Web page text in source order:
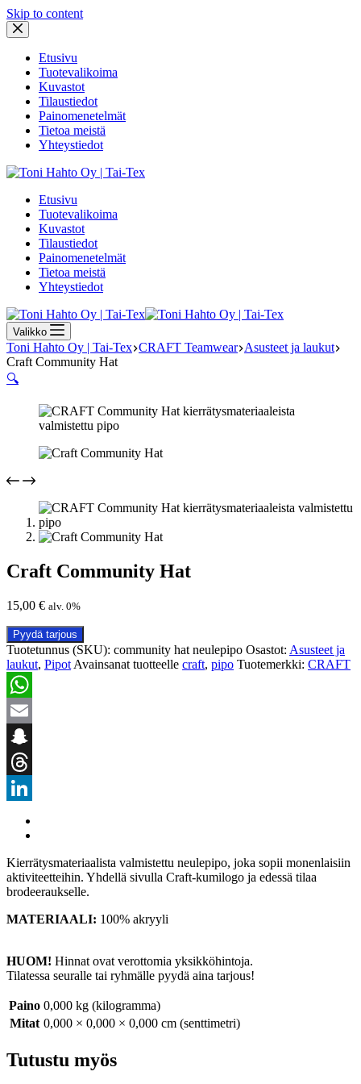
Skip to content
Etusivu
Tuotevalikoima
Kuvastot
Tilaustiedot
Painomenetelmät
Tietoa meistä
Yhteystiedot
Etusivu
Tuotevalikoima
Kuvastot
Tilaustiedot
Painomenetelmät
Tietoa meistä
Yhteystiedot
Valikko
Toni Hahto Oy | Tai-Tex CRAFT Teamwear Asusteet ja laukut
Craft Community Hat
🔍
Craft Community Hat
15,00 € alv. 0%
Pyydä tarjous
Tuotetunnus (SKU): community hat neulepipo Osastot: Asusteet ja
laukut, Pipot Avainsanat tuotteelle craft, pipo Tuotemerkki: CRAFT
WhatsApp
Email
Snapchat
Threads
Kierrätysmateriaalista valmistettu neulepipo, joka sopii monenlaisiin
aktiviteetteihin. Yhdellä sivulla Craft-kumilogo ja edessä tilaa
brodeeraukselle.
MATERIAALI: 100% akryyli
HUOM! Hinnat ovat verottomia yksikköhintoja.
Tilatessa seuralle tai ryhmälle pyydä aina tarjous!
Paino 0,000 kg (kilogramma)
Mitat 0,000 × 0,000 × 0,000 cm (senttimetri)
Tutustu myös